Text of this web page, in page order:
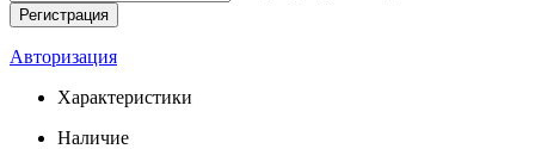
Авторизация
Характеристики
Наличие